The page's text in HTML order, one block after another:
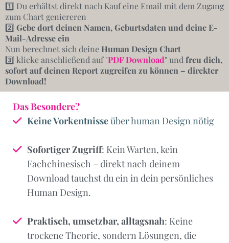
1️⃣ Du erhältst direkt nach Kauf eine Email mit dem Zugang
zum Chart geniereren
2️⃣ Gebe dort deinen Namen, Geburtsdaten und deine E-
Mail-Adresse ein
Nun berechnet sich deine Human Design Chart
3️⃣ klicke anschließend auf "PDF Download" und freu dich,
sofort auf deinen Report zugreifen zu können – direkter
Download!
Das Besondere?
Keine Vorkentnisseüber human Design nötig
Sofortiger Zugriff: Kein Warten, kein
Fachchinesisch – direkt nach deinem
Download tauchst du ein in dein persönliches
Human Design.
Praktisch, umsetzbar, alltagsnah: Keine
trockene Theorie, sondern Lösungen, die